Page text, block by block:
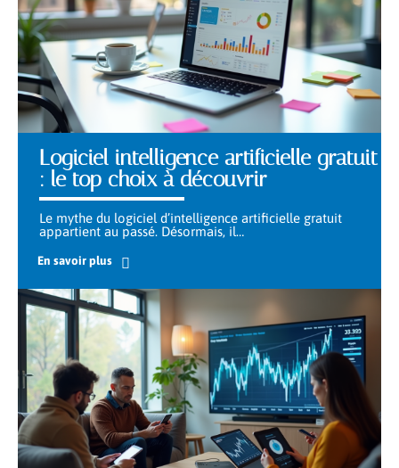
Logiciel intelligence artificielle gratuit
: le top choix à découvrir
Le mythe du logiciel d’intelligence artificielle gratuit
appartient au passé. Désormais, il…
En savoir plus